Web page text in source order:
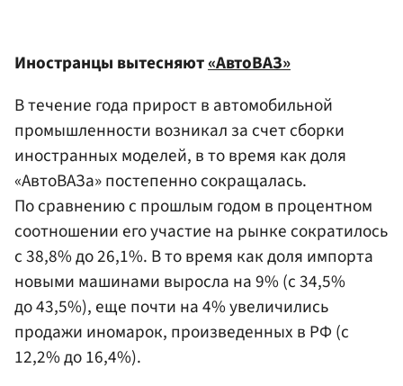
Иностранцы вытесняют«АвтоВАЗ»
В течение года прирост в автомобильной
промышленности возникал за счет сборки
иностранных моделей, в то время как доля
«АвтоВАЗа» постепенно сокращалась.
По сравнению с прошлым годом в процентном
соотношении его участие на рынке сократилось
с 38,8% до 26,1%. В то время как доля импорта
новыми машинами выросла на 9% (с 34,5%
до 43,5%), еще почти на 4% увеличились
продажи иномарок, произведенных в РФ (с
12,2% до 16,4%).